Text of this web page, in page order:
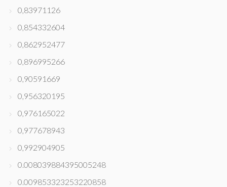
0,83971126
0,854332604
0,862952477
0,896995266
0,90591669
0,956320195
0,976165022
0,977678943
0,992904905
0.008039884395005248
0.009853323253220858